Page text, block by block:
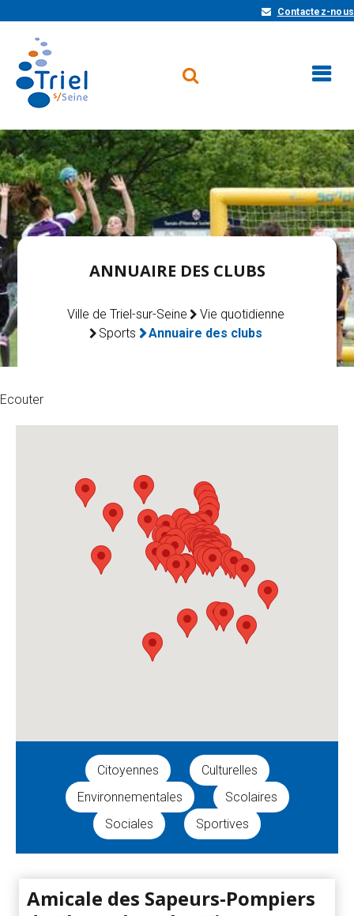
Contactez-nous
ANNUAIRE DES CLUBS
Ville de Triel-sur-Seine
Vie quotidienne
Sports
Annuaire des clubs
Ecouter
Citoyennes
Culturelles
Environnementales
Scolaires
Sociales
Sportives
Résultats
Amicale des Sapeurs-Pompiers